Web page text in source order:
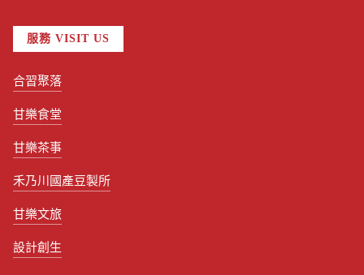
服務 VISIT US
合習聚落
甘樂食堂
甘樂茶事
禾乃川國產豆製所
甘樂文旅
設計創生